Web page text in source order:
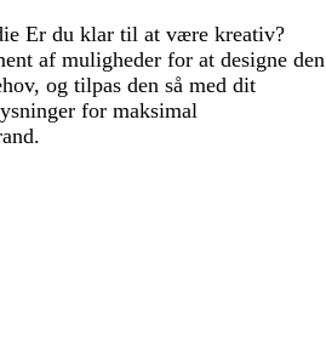
Er du klar til at være kreativ?
af muligheder for at designe den
og tilpas den så med dit
for maksimal